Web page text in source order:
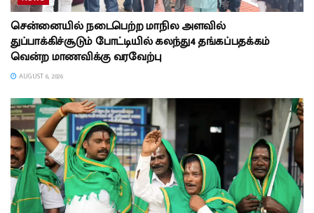
சென்னையில் நடைபெற்ற மாநில அளவில்
துப்பாக்கிச்சூடும் போட்டியில் கலந்து4 தங்கப்பதக்கம்
வென்ற மாணவிக்கு வரவேற்பு
AUGUST 6, 2026